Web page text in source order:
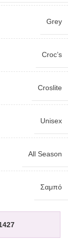
Grey
Croc’s
Croslite
Unisex
All Season
Σαμπό